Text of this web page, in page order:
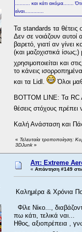
.......... και κάτι ακόμα.......
είναι.............
Τα standards τα θέτεις
Δεν σε νοιάζουν αυτοί
βαρετό, γιατί αν γίνει
(και μαζοχιστικά
χρησιμοποιείται και
το κάνεις
και τα Lidl.
Όλοι
BOTTOM LINE: Τα RC
θέσεις στόχους πρέπει
Καλή Ανάσταση και
« Τελευταία τροποποίηση:
3DJunk »
Απ: Extreme
« Απάντηση #149
Kαλημέρα & Χρόνια
Φίλε Νίκο...,
πω κάτι, τελικά ναι...
Ηθος, αξιοπρέπεια ,